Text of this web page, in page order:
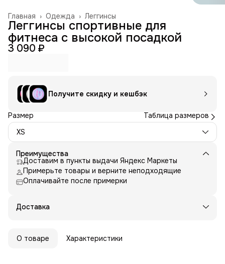
Леггинсы
Одежда ›
Главная ›
Леггинсы спортивные для
фитнеса с высокой посадкой
3 090 ₽
Получите скидку и кешбэк
Размер
Таблица размеров
XS
Преимущества
Доставим в пункты выдачи Яндекс Маркеты
Примерьте товары и верните неподходящие
Оплачивайте после примерки
Доставка
О товаре Характеристики